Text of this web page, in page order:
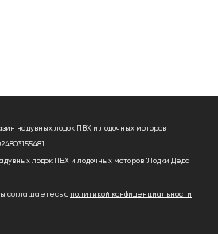
надувных лодок ПВХ и лодочных моторов
лодок ПВХ и лодочных моторов "Лодки Деда
соглашаетесь с политикой конфиденциальности